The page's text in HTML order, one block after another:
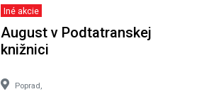
Iné akcie
August v Podtatranskej
knižnici
Poprad,